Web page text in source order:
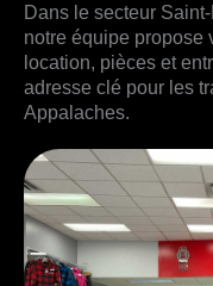
Dans le secteur
notre équipe propose
location, pièces et
adresse clé pour les
Appalaches.